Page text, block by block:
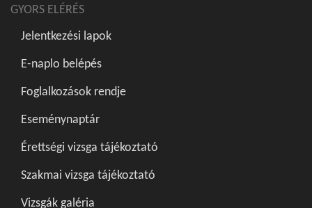
GYORS ELÉRÉS
Jelentkezési lapok
E-naplo belépés
Foglalkozások rendje
Eseménynaptár
Érettségi vizsga tájékoztató
Szakmai vizsga tájékoztató
Vizsgák galéria